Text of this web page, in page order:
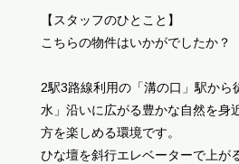
【スタッフのひとこと】
こちらの物件はいかがでしたか？
2駅3路線利用の「溝の口」駅から
水」沿いに広がる豊かな自然を身
方を楽しめる環境です。
ひな壇を斜行エレベーターで上が